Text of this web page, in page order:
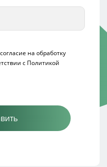
на обработку
с Политикой